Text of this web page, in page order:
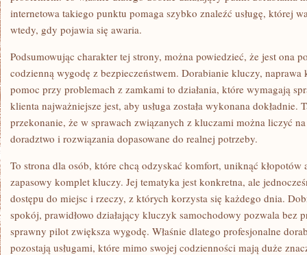
internetowa takiego punktu pomaga szybko znaleźć usługę, której
wtedy, gdy pojawia się awaria.
Podsumowując charakter tej strony, można powiedzieć, że jest ona
codzienną wygodę z bezpieczeństwem. Dorabianie kluczy,
pomoc przy problemach z zamkami to działania, które wymagają
klienta najważniejsze jest, aby usługa została wykonana dokładnie.
przekonanie, że w sprawach związanych z kluczami można liczyć
doradztwo i rozwiązania dopasowane do realnej potrzeby.
To strona dla osób, które chcą odzyskać komfort, uniknąć kłopotów
zapasowy komplet kluczy. Jej tematyka jest konkretna, ale
dostępu do miejsc i rzeczy, z których korzysta się każdego dnia.
spokój, prawidłowo działający kluczyk samochodowy pozwala bez
sprawny pilot zwiększa wygodę. Właśnie dlatego profesjonalne
pozostają usługami, które mimo swojej codzienności mają duże